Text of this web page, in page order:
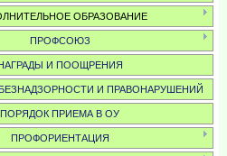
ОБРАЗОВАНИЕ
ПРОФСОЮЗ
И ПООЩРЕНИЯ
И ПРАВОНАРУШЕНИЙ
ПОРЯДОК ПРИЕМА В ОУ
ПРОФОРИЕНТАЦИЯ